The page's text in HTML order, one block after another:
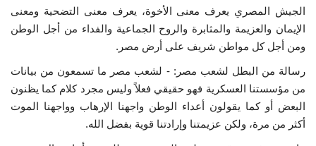
French
Arabic
الجيش المصري يعرف معنى الأخوة، يعرف معنى التضحية ومعنى
الإيمان والعزيمة والمثابرة والروح الجماعية والفداء من أجل الوطن
ومن أجل كل مواطن شريف على أرض مصر.
رسالة من البطل لشعب مصر: - لشعب مصر ما تسمعون من بيانات
من مؤسستنا العسكرية فهو حقيقي فعلاً وليس مجرد كلام كما يظنون
البعض أو كما يقولون أعداء الوطن واجهنا الإرهاب وواجهنا الموت
أكثر من مرة، ولكن عزيمتنا وإرادتنا قوية بفضل الله.